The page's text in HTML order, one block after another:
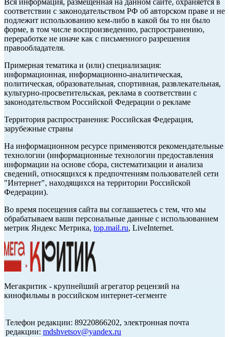
Вся информация, размещенная на данном сайте, охраняется в
соответствии с законодательством РФ об авторском праве и не
подлежит использованию кем-либо в какой бы то ни было
форме, в том числе воспроизведению, распространению,
переработке не иначе как с письменного разрешения
правообладателя.
Примерная тематика и (или) специализация:
информационная, информационно-аналитическая,
политическая, образовательная, спортивная, развлекательная,
культурно-просветительская, реклама в соответствии с
законодательством Российской Федерации о рекламе
Территория распространения: Российская Федерация,
зарубежные страны
На информационном ресурсе применяются рекомендательные
технологии (информационные технологии предоставления
информации на основе сбора, систематизации и анализа
сведений, относящихся к предпочтениям пользователей сети
"Интернет", находящихся на территории Российской
Федерации).
Во время посещения сайта вы соглашаетесь с тем, что мы
обрабатываем ваши персональные данные с использованием
метрик Яндекс Метрика, top.mail.ru, LiveInternet.
Мегакритик - крупнейший агрегатор рецензий на
кинофильмы в российском интернет-сегменте
Телефон редакции: 89220866202, электронная почта
редакции: mdshvetsov@yandex.ru